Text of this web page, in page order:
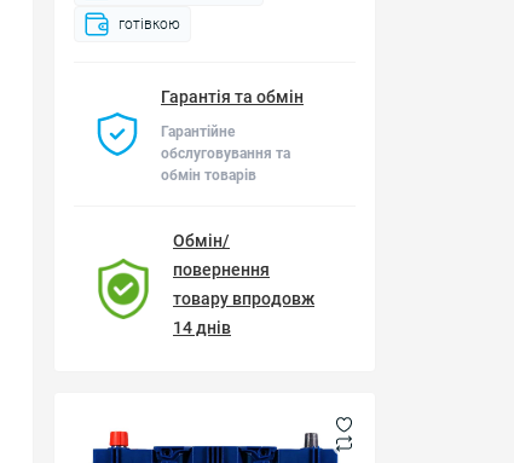
готівкою
Гарантія та обмін
Гарантійне
обслуговування та
обмін товарів
Обмін/
повернення
товару впродовж
14 днів